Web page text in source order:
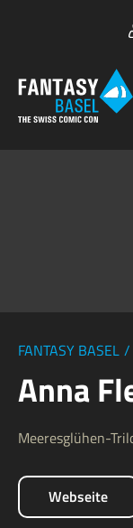
FANTASY BASEL /
Anna
Meeresglühen-
Webseite